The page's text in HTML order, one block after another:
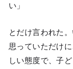
い」
とだけ言われた
思っていただけ
しい態度で、子